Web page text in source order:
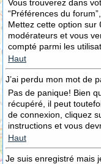
Vous trouverez dans
“Préférences du
Mettez cette option sur
modérateurs et vous
compté parmi les
Haut
J’ai perdu mon mot de
Pas de panique! Bien
récupéré, il peut
de connexion, cliquez
instructions et vous
Haut
Je suis enregistré mais